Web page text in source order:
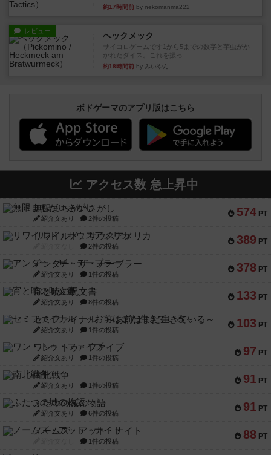
約17時間前 by nekomanma222
レビュー ヘックメック
サイコロゲームです1から5までの数字と芋虫がか
かれたダイス。これを振っ...
約18時間前 by みいやん
ボドゲーマのアプリ版はこちら
アクセス数 急上昇中
574 PT
無限まちがいさがし
紹介文あり 2件の投稿
389 PT
リワイルド：サウスアメリカ
2件の投稿
378 PT
アンダー・ザ・テーブラー
紹介文あり 1件の投稿
133 PT
宵と暁の呪文書
紹介文あり 8件の投稿
103 PT
セミファイナル ～お前はまだ生きている～
紹介文あり 1件の投稿
97 PT
ワン・トゥ・ファイブ
紹介文あり 1件の投稿
91 PT
南北戦争
紹介文あり 1件の投稿
91 PT
ふたつの城の物語
紹介文あり 6件の投稿
88 PT
ノームズ・アット・ナイト
1件の投稿